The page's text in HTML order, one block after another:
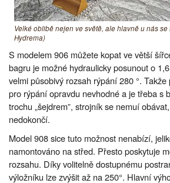
Velké oblibě nejen ve světě, ale hlavně u nás
Hydrema)
S modelem 906 můžete kopat ve větší
bagru je možné hydraulicky posunout o
velmi působivý rozsah rýpání 280 °.
pro rýpání opravdu nevhodné a je třeba s
trochu „šejdrem”, strojník se nemuí
nedokončí.
Model 908 sice tuto možnost nenabízí,
namontováno na střed. Přesto poskytuje
rozsahu. Díky volitelně dostupnému
výložníku lze zvýšit až na 250°. Hlavní